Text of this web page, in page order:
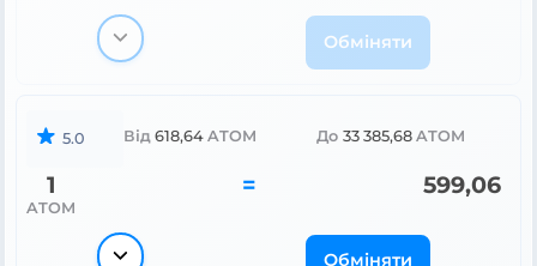
Обміняти
5.0 Від 618,64 ATOM До 33 385,68 ATOM
1
ATOM
= 599,06
Обміняти